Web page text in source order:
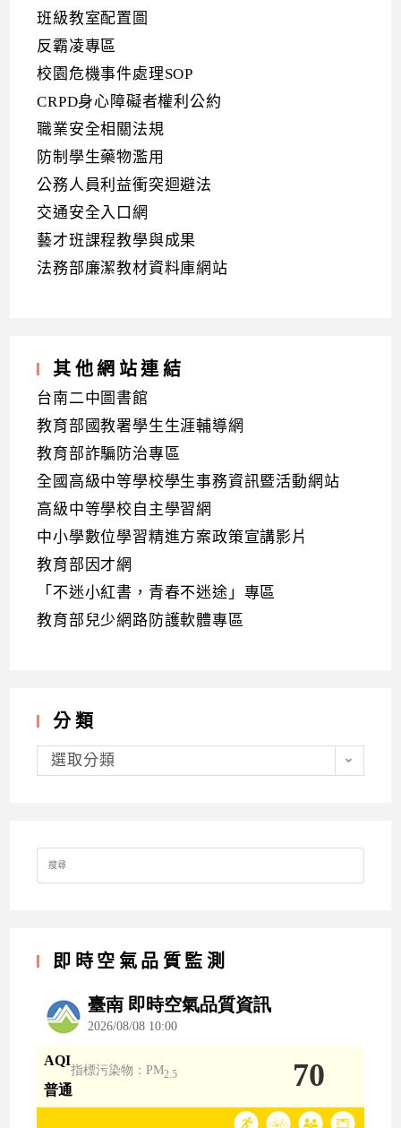
班級教室配置圖
反霸凌專區
校園危機事件處理SOP
CRPD身心障礙者權利公約
職業安全相關法規
防制學生藥物濫用
公務人員利益衝突迴避法
交通安全入口網
藝才班課程教學與成果
法務部廉潔教材資料庫網站
其他網站連結
台南二中圖書館
教育部國教署學生生涯輔導網
教育部詐騙防治專區
全國高級中等學校學生事務資訊暨活動網站
高級中等學校自主學習網
中小學數位學習精進方案政策宣講影片
教育部因才網
「不迷小紅書，青春不迷途」專區
教育部兒少網路防護軟體專區
分類
分
類選取分類
Search
for:
即時空氣品質監測